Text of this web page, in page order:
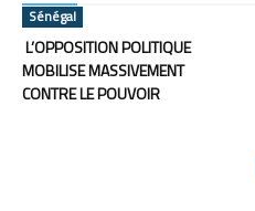
Sénégal
L’OPPOSITION POLITIQUE
MOBILISE MASSIVEMENT
CONTRE LE POUVOIR